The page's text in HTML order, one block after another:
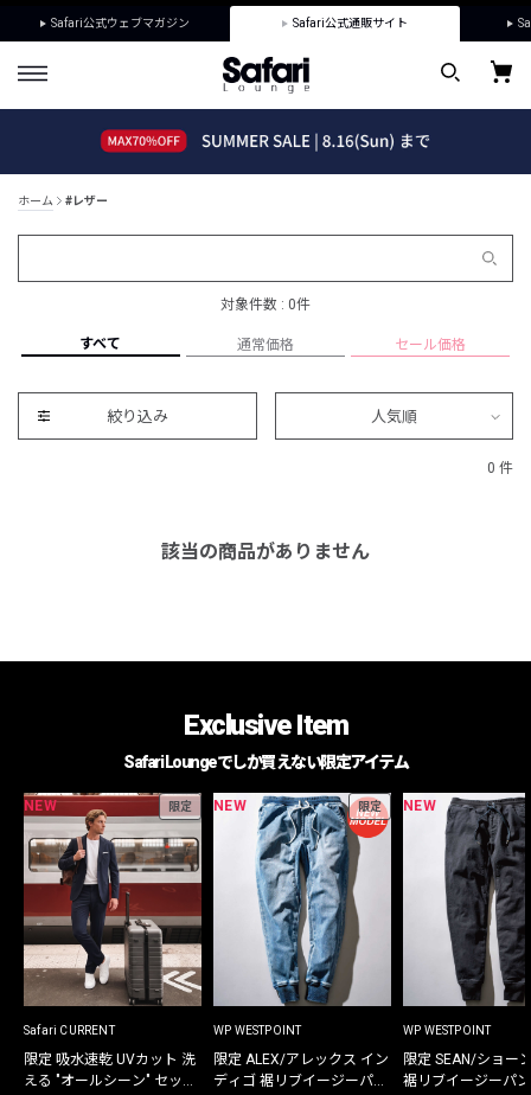
Safari公式ウェブマガジン Safari公式通販サイト
ホーム #レザー
対象件数 : 0件
すべて 通常価格 セール価格
絞り込み 人気順
0 件
該当の商品がありません
Exclusive Item
Safari Loungeでしか買えない限定アイテム
NEW 限定
Safari CURRENT
限定 吸水速乾 UVカット 洗
える "オールシーン" セット
NEW 限定
WP WESTPOINT
限定 ALEX/アレックス イン
ディゴ 裾リブイージーパン
NEW
WP WESTPOINT
限定 SEAN/ショー
裾リブイージーパ